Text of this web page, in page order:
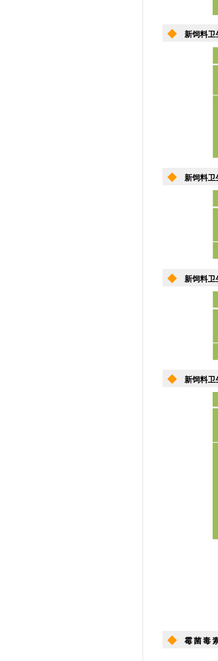
◆ 新饲料卫
◆ 新饲料
◆ 新饲料卫
◆ 新饲料卫
◆ 霉菌毒